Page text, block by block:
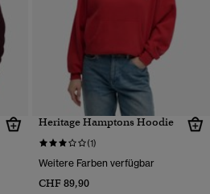
Heritage Hamptons Hoodie
(1)
Weitere Farben verfügbar
CHF 89,90